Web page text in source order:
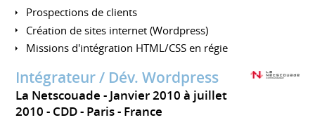
Prospections de clients
Création de sites internet (Wordpress)
Missions d'intégration HTML/CSS en régie
Intégrateur / Dév. Wordpress
La Netscouade
Janvier 2010 à juillet
2010 CDD Paris France